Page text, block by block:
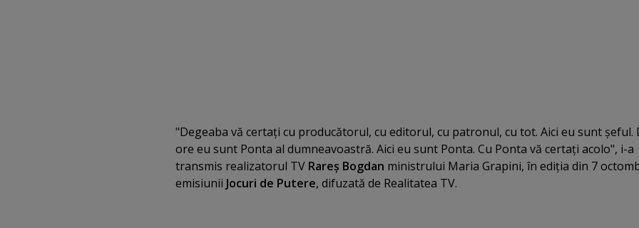
"Degeaba vă certaţi cu producătorul, cu editorul, cu patronul, cu tot. Aici eu sunt şeful.
ore eu sunt Ponta al dumneavoastră. Aici eu sunt Ponta. Cu Ponta vă certaţi acolo", i-a
transmis realizatorul TV Rareş Bogdan ministrului Maria Grapini, în ediţia din 7
emisiunii Jocuri de Putere, difuzată de Realitatea TV.